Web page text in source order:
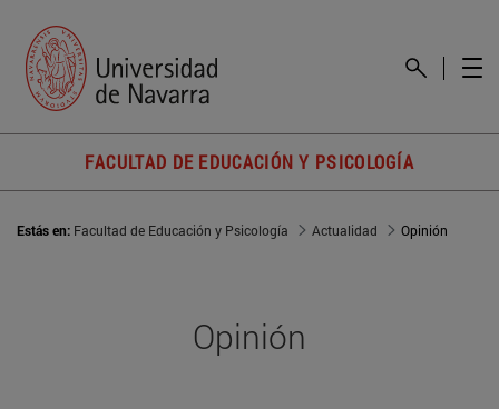
FACULTAD DE EDUCACIÓN Y PSICOLOGÍA
Estás en: Facultad de Educación y Psicología Actualidad Opinión
Opinión